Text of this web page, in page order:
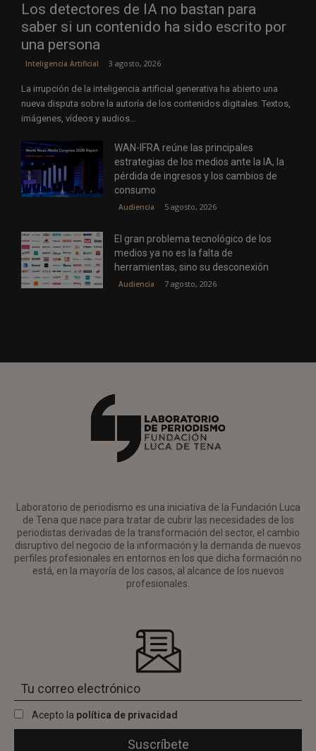
Los detectores de IA no bastan para
saber si un contenido ha sido escrito por
una persona
Inteligencia Artificial 3 agosto, 2026
La irrupción de la inteligencia artificial generativa ha abierto una
nueva disputa sobre la autoría de los contenidos digitales. Textos,
imágenes, vídeos y audios...
WAN-IFRA reúne las principales
estrategias de los medios ante la IA, la
pérdida de ingresos y los cambios de
consumo
Audiencia 5 agosto, 2026
El gran problema tecnológico de los
medios ya no es la falta de
herramientas, sino su desconexión
Audiencia 7 agosto, 2026
Laboratorio de periodismo es una iniciativa de la Fundación Luca
de Tena que nace para tratar de cubrir las necesidades de los
periodistas derivadas de la transformación del sector, el cambio
disruptivo del negocio de la información y la demanda de nuevos
perfiles profesionales en entornos en los que dicha formación no
está, en la mayoría de los casos, al alcance de los nuevos
profesionales.
Acepto la política de privacidad